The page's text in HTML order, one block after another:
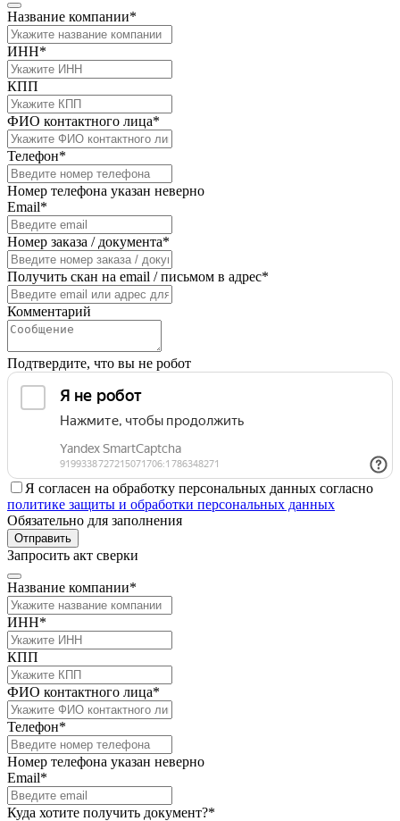
Название компании*
ИНН*
КПП
ФИО контактного лица*
Телефон*
Номер телефона указан неверно
Email*
Номер заказа / документа*
Получить скан на email / письмом в адрес*
Комментарий
Подтвердите, что вы не робот
Я согласен на обработку персональных данных согласно
политике защиты и обработки персональных данных
Обязательно для заполнения
Отправить
Запросить акт сверки
Название компании*
ИНН*
КПП
ФИО контактного лица*
Телефон*
Номер телефона указан неверно
Email*
Куда хотите получить документ?*